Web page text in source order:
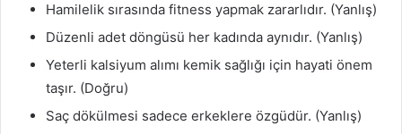
Hamilelik sırasında fitness yapmak zararlıdır. (Yanlış)
Düzenli adet döngüsü her kadında aynıdır. (Yanlış)
Yeterli kalsiyum alımı kemik sağlığı için hayati önem
taşır. (Doğru)
Saç dökülmesi sadece erkeklere özgüdür. (Yanlış)